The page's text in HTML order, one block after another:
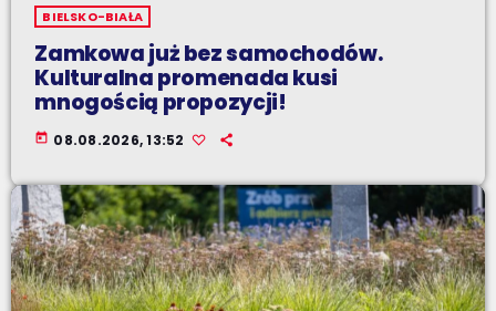
BIELSKO-BIAŁA
Zamkowa już bez samochodów.
Kulturalna promenada kusi
mnogością propozycji!
today 08.08.2026, 13:52